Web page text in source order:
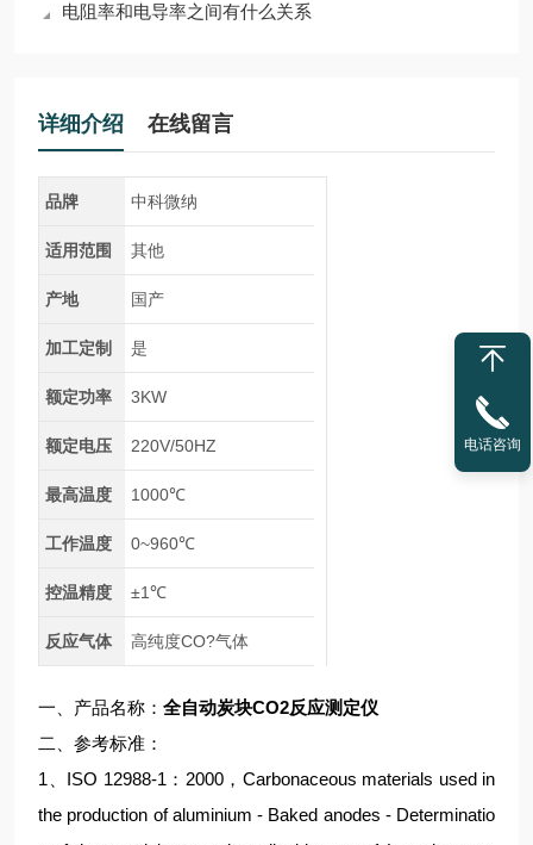
电阻率和电导率之间有什么关系
详细介绍 在线留言
品牌 中科微纳
适用范围 其他
产地 国产
加工定制 是
额定功率 3KW
额定电压 220V/50HZ
最高温度 1000℃
工作温度 0~960℃
控温精度 ±1℃
反应气体 高纯度CO?气体
一、产品名称： 全自动炭块CO2反应测定仪
二、参考标准：
1、ISO 12988-1：2000，Carbonaceous materials used in
the production of aluminium - Baked anodes - Determinatio
电话咨询